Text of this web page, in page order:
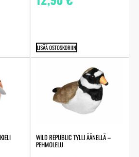
LISÄÄ OSTOSKORIIN
WILD REPUBLIC TYLLI ÄÄNELLÄ –
PEHMOLELU